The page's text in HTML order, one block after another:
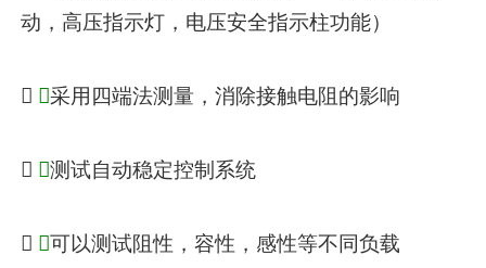
动，高压指示灯，电压安全指示柱功能）
 ◆采用四端法测量，消除接触电阻的影响
 ◆测试自动稳定控制系统
 ◆可以测试阻性，容性，感性等不同负载